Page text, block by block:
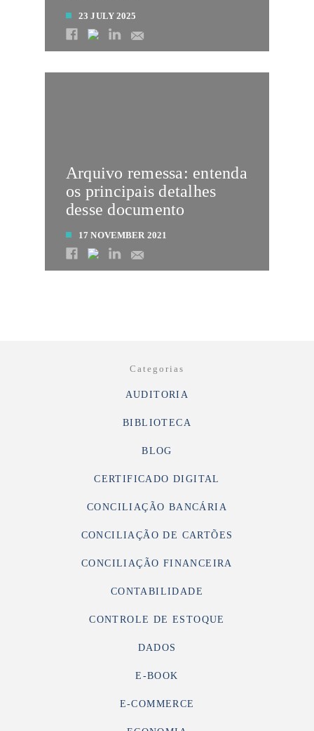
23 JULY 2025
Arquivo remessa: entenda
os principais detalhes
desse documento
17 NOVEMBER 2021
Categorias
AUDITORIA
BIBLIOTECA
BLOG
CERTIFICADO DIGITAL
CONCILIAÇÃO BANCÁRIA
CONCILIAÇÃO DE CARTÕES
CONCILIAÇÃO FINANCEIRA
CONTABILIDADE
CONTROLE DE ESTOQUE
DADOS
E-BOOK
E-COMMERCE